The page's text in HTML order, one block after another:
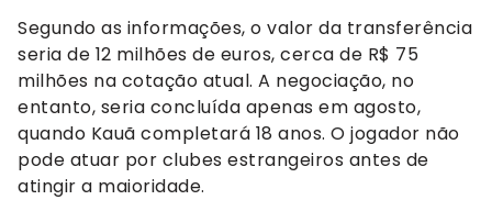
Segundo as informações, o valor da transferência
seria de 12 milhões de euros, cerca de R$ 75
milhões na cotação atual. A negociação, no
entanto, seria concluída apenas em agosto,
quando Kauã completará 18 anos. O jogador não
pode atuar por clubes estrangeiros antes de
atingir a maioridade.